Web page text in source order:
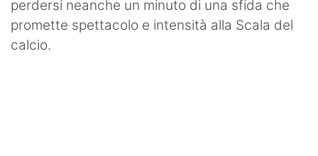
perdersi neanche un minuto di una sfida che
promette spettacolo e intensità alla Scala del
calcio.